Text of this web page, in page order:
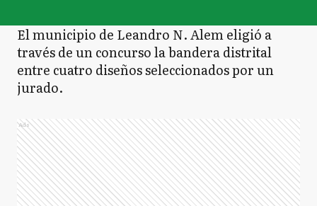
El municipio de Leandro N. Alem eligió a
través de un concurso la bandera distrital
entre cuatro diseños seleccionados por un
jurado.
Ads